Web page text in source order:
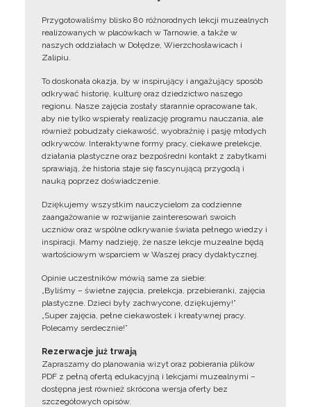
Przygotowaliśmy blisko 80 różnorodnych lekcji muzealnych
realizowanych w placówkach w Tarnowie, a także w
naszych oddziałach w Dołędze, Wierzchosławicach i
Zalipiu.
To doskonała okazja, by w inspirujący i angażujący sposób
odkrywać historię, kulturę oraz dziedzictwo naszego
regionu. Nasze zajęcia zostały starannie opracowane tak,
aby nie tylko wspierały realizację programu nauczania, ale
również pobudzały ciekawość, wyobraźnię i pasję młodych
odkrywców. Interaktywne formy pracy, ciekawe prelekcje,
działania plastyczne oraz bezpośredni kontakt z zabytkami
sprawiają, że historia staje się fascynującą przygodą i
nauką poprzez doświadczenie.
Dziękujemy wszystkim nauczycielom za codzienne
zaangażowanie w rozwijanie zainteresowań swoich
uczniów oraz wspólne odkrywanie świata pełnego wiedzy i
inspiracji. Mamy nadzieję, że nasze lekcje muzealne będą
wartościowym wsparciem w Waszej pracy dydaktycznej.
Opinie uczestników mówią same za siebie:
„Byliśmy – świetne zajęcia, prelekcja, przebieranki, zajęcia
plastyczne. Dzieci były zachwycone, dziękujemy!”
„Super zajęcia, pełne ciekawostek i kreatywnej pracy.
Polecamy serdecznie!”
Rezerwacje już trwają
Zapraszamy do planowania wizyt oraz pobierania plików
PDF z pełną ofertą edukacyjną i lekcjami muzealnymi –
dostępna jest również skrócona wersja oferty bez
szczegółowych opisów.